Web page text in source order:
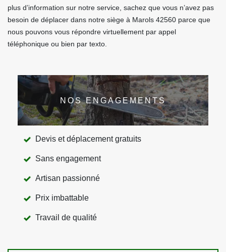
plus d’information sur notre service, sachez que vous n’avez pas
besoin de déplacer dans notre siège à Marols 42560 parce que
nous pouvons vous répondre virtuellement par appel
téléphonique ou bien par texto.
NOS ENGAGEMENTS
Devis et déplacement gratuits
Sans engagement
Artisan passionné
Prix imbattable
Travail de qualité